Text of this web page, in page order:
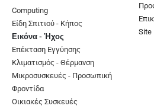
Computing
Είδη Σπιτιού - Κήπος
Εικόνα - Ήχος
Επέκταση Εγγύησης
Κλιματισμός - Θέρμανση
Μικροσυσκευές - Προσωπική
Φροντίδα
Οικιακές Συσκευές
Site